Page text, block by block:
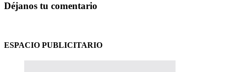
Déjanos tu comentario
ESPACIO PUBLICITARIO